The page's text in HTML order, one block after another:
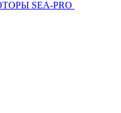
SEA-PRO